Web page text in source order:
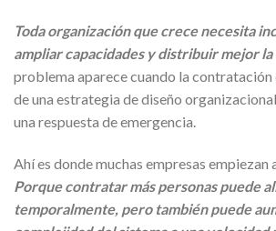
Toda organización que crece necesita
ampliar capacidades y distribuir mejor
problema aparece cuando la contratación
de una estrategia de diseño
una respuesta de emergencia.
Ahí es donde muchas empresas empiezan
Porque contratar más personas puede
temporalmente, pero también puede